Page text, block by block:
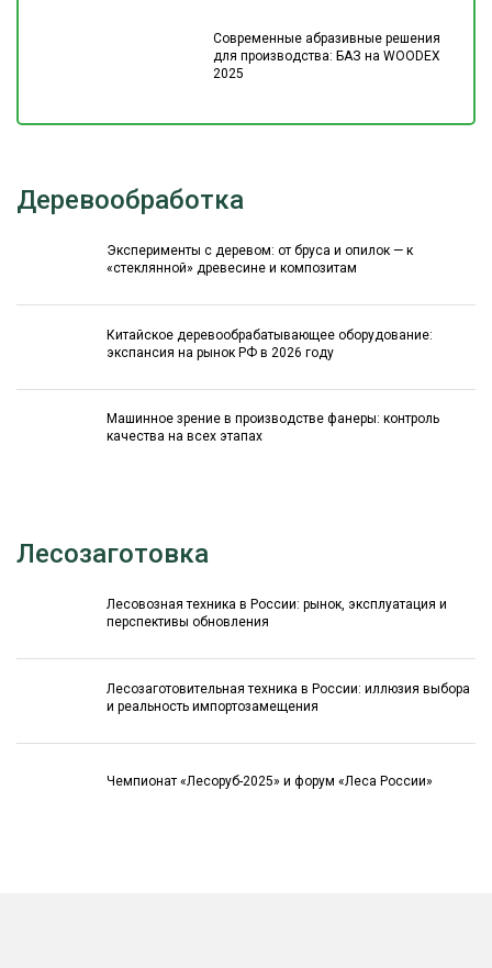
Современные абразивные решения
для производства: БАЗ на WOODEX
2025
Деревообработка
Эксперименты с деревом: от бруса и опилок — к
«стеклянной» древесине и композитам
Китайское деревообрабатывающее оборудование:
экспансия на рынок РФ в 2026 году
Машинное зрение в производстве фанеры: контроль
качества на всех этапах
Лесозаготовка
Лесовозная техника в России: рынок, эксплуатация и
перспективы обновления
Лесозаготовительная техника в России: иллюзия выбора
и реальность импортозамещения
Чемпионат «Лесоруб-2025» и форум «Леса России»